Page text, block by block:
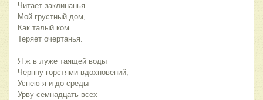
Читает заклинанья.
Мой грустный дом,
Как талый ком
Теряет очертанья.
Я ж в луже таящей воды
Черпну горстями вдохновений,
Успею я и до среды
Урву семнадцать всех